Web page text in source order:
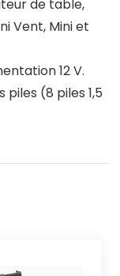
de table,
Vent, Mini et
12 V.
(8 piles 1,5